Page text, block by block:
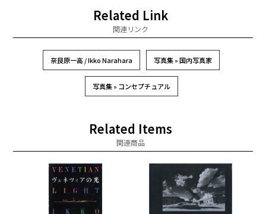
Related Link
関連リンク
奈良原一高 / Ikko Narahara 写真集 » 国内写真家
写真集 » コンセプチュアル
Related Items
関連商品